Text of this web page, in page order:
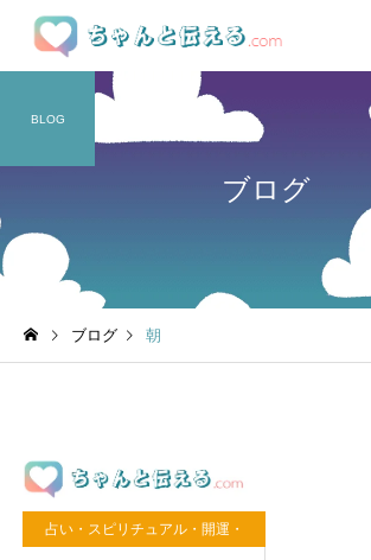
ブログ
BLOG
ブログ 朝
占い・スピリチュアル・開運・